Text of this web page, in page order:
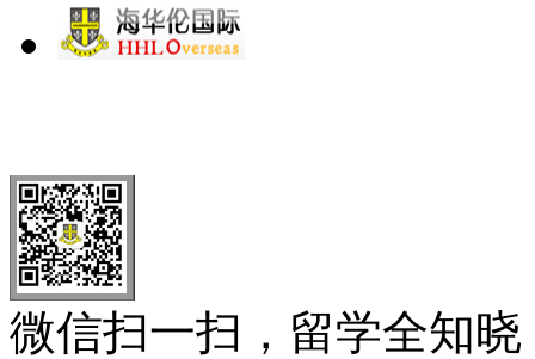
微信扫一扫，留学全知晓